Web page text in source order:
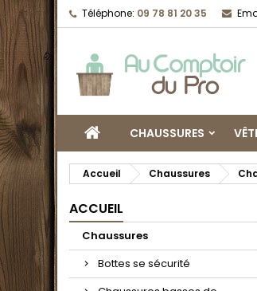
Téléphone: 09 78 81 20 35
CHAUSSURES
Accueil Chaussures
ACCUEIL
Chaussures
Bottes se sécurité